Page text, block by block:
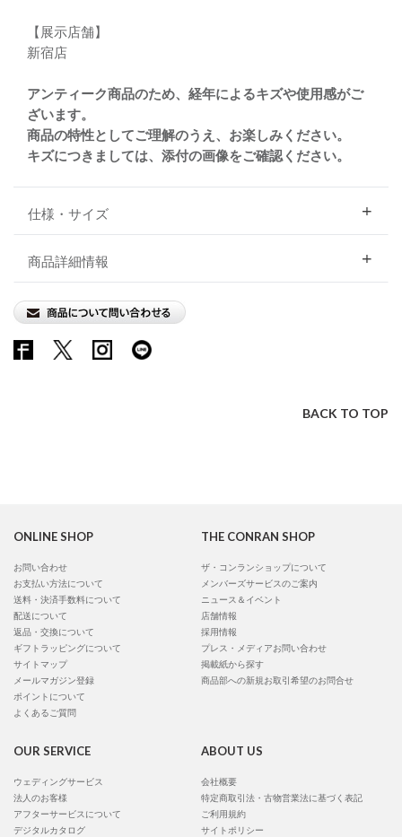
【展示店舗】
新宿店
アンティーク商品のため、経年によるキズや使用感がご
ざいます。
商品の特性としてご理解のうえ、お楽しみください。
キズにつきましては、添付の画像をご確認ください。
仕様・サイズ
商品詳細情報
BACK TO TOP
ONLINE SHOP
お問い合わせ
お支払い方法について
送料・決済手数料について
配送について
返品・交換について
ギフトラッピングについて
サイトマップ
メールマガジン登録
ポイントについて
よくあるご質問
THE CONRAN SHOP
ザ・コンランショップについて
メンバーズサービスのご案内
ニュース＆イベント
店舗情報
採用情報
プレス・メディアお問い合わせ
掲載紙から探す
商品部への新規お取引希望のお問合せ
OUR SERVICE
ウェディングサービス
法人のお客様
アフターサービスについて
デジタルカタログ
ABOUT US
会社概要
特定商取引法・古物営業法に基づく表記
ご利用規約
サイトポリシー